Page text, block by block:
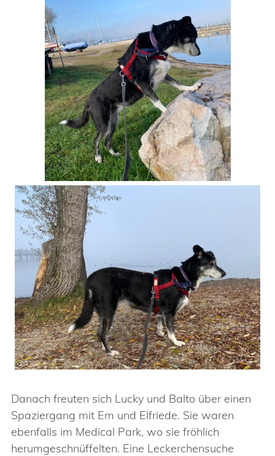
Danach freuten sich Lucky und Balto über einen
Spaziergang mit Em und Elfriede. Sie waren
ebenfalls im Medical Park, wo sie fröhlich
herumgeschnüffelten. Eine Leckerchensuche